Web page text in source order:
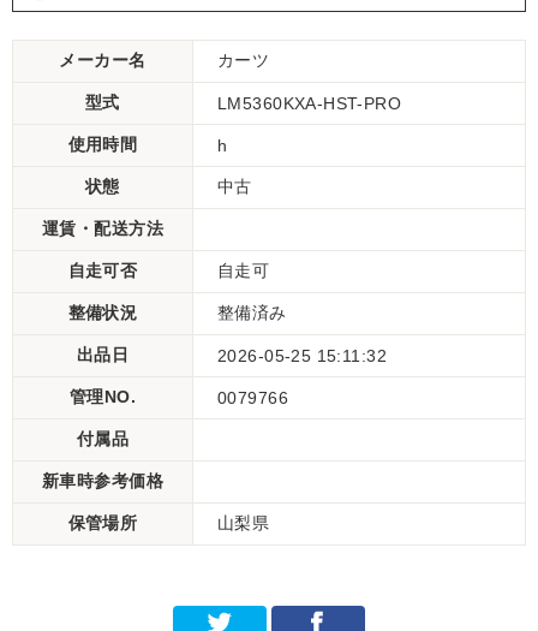
メーカー名 カーツ
型式 LM5360KXA-HST-PRO
使用時間 h
状態 中古
運賃・配送方法
自走可否 自走可
整備状況 整備済み
出品日 2026-05-25 15:11:32
管理NO. 0079766
付属品
新車時参考価格
保管場所 山梨県